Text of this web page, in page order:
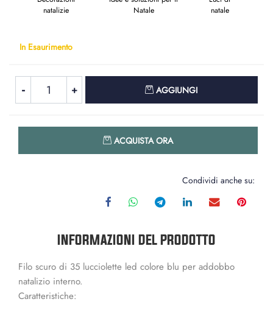
natalizie
Natale
natale
In Esaurimento
AGGIUNGI
ACQUISTA ORA
Condividi anche su:
INFORMAZIONI DEL PRODOTTO
Filo scuro di 35 lucciolette led colore blu per addobbo
natalizio interno.
Caratteristiche: